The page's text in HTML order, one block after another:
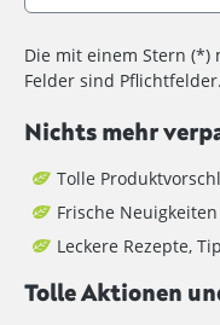
Die mit einem Stern (*)
Felder sind Pflichtfelder.
Nichts mehr
Tolle
Frische
Leckere Rezepte,
Tolle Aktionen